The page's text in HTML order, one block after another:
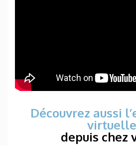
Découvrez aussi
virtuelle
depuis chez